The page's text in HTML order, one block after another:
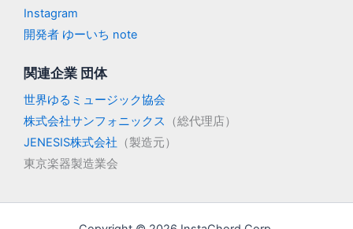
Instagram
開発者 ゆーいち note
関連企業 団体
世界ゆるミュージック協会
株式会社サンフォニックス
（総代理店）
JENESIS株式会社 （製造元）
東京楽器製造業会